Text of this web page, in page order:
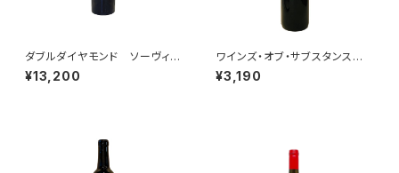
ダブルダイヤモンド ソーヴィニ
ヨン・ブラン ナパ・ヴァレー 2
024
¥13,200
ワインズ・オブ・サブスタンス
カベルネ・ソーヴィニヨン 2022
¥3,190